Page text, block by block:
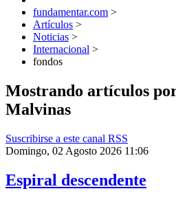
fundamentar.com >
Artículos >
Noticias >
Internacional >
fondos
Mostrando artículos
Malvinas
Suscribirse a este canal RSS
Domingo, 02 Agosto 2026 11:06
Espiral descendente